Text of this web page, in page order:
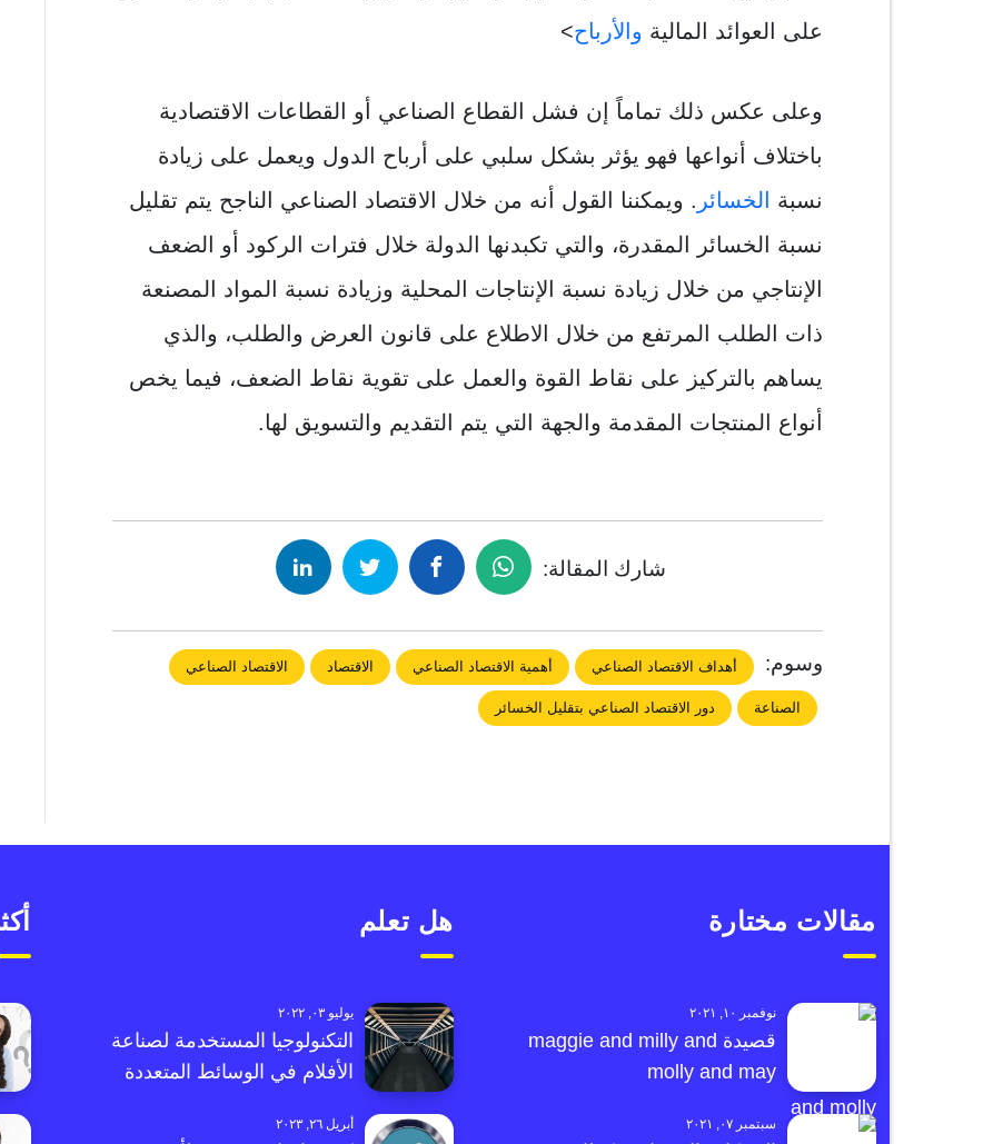
على العوائد المالية والأرباح>
وعلى عكس ذلك تماماً إن فشل القطاع الصناعي أو القطاعات الاقتصادية
باختلاف أنواعها فهو يؤثر بشكل سلبي على أرباح الدول ويعمل على زيادة
نسبة
الخسائر . ويمكننا القول أنه من خلال الاقتصاد الصناعي الناجح يتم تقليل
نسبة الخسائر المقدرة، والتي تكبدنها الدولة خلال فترات الركود أو الضعف
الإنتاجي من خلال زيادة نسبة الإنتاجات المحلية وزيادة نسبة المواد المصنعة
ذات الطلب المرتفع من خلال الاطلاع على قانون العرض والطلب، والذي
يساهم بالتركيز على نقاط القوة والعمل على تقوية نقاط الضعف، فيما يخص
أنواع المنتجات المقدمة والجهة التي يتم التقديم والتسويق لها.
شارك المقالة:
وسوم: أهداف الاقتصاد الصناعي أهمية الاقتصاد الصناعي الاقتصاد الاقتصاد الصناعي
الصناعة دور الاقتصاد الصناعي بتقليل الخسائر
مقالات مختارة
نوفمبر ١٠, ٢٠٢١
قصيدة maggie and milly and
molly and may
سبتمبر ٠٧, ٢٠٢١
هل تعلم
يوليو ٠٣, ٢٠٢٢
التكنولوجيا المستخدمة لصناعة
الأفلام في الوسائط المتعددة
أبريل ٢٦, ٢٠٢٣